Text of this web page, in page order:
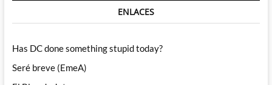
ENLACES
Has DC done something stupid today?
Seré breve (EmeA)